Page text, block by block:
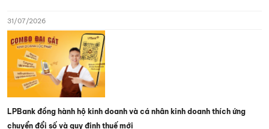
31/07/2026
LPBank đồng hành hộ kinh doanh và cá nhân kinh doanh thích ứng
chuyển đổi số và quy định thuế mới